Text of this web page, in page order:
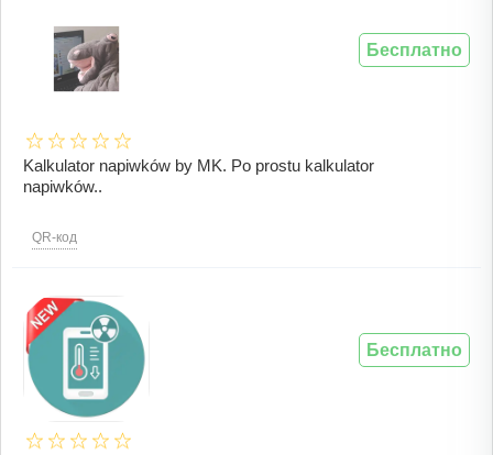
Kalkulator napiwków by MK. Po prostu kalkulator
napiwków..
QR-код
Бесплатно
Бесплатно